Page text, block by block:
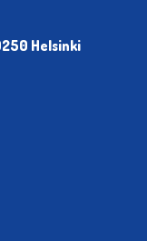
Helsinki